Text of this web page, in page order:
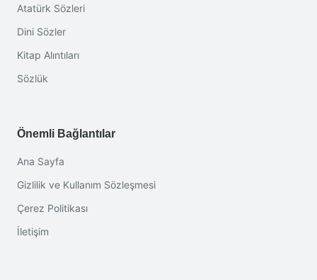
Atatürk Sözleri
Dini Sözler
Kitap Alıntıları
Sözlük
Önemli Bağlantılar
Ana Sayfa
Gizlilik ve Kullanım Sözleşmesi
Çerez Politikası
İletişim